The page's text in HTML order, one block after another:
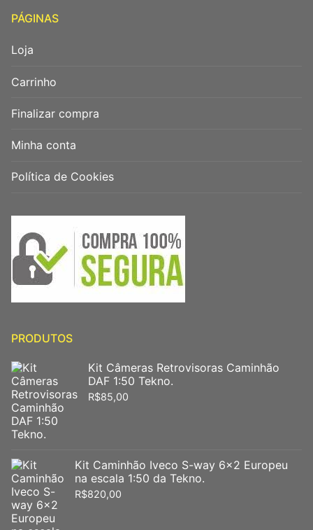
PÁGINAS
Loja
Carrinho
Finalizar compra
Minha conta
Política de Cookies
PRODUTOS
Kit Câmeras Retrovisoras Caminhão
DAF 1:50 Tekno.
R$85,00
Kit Caminhão Iveco S-way 6x2 Europeu
na escala 1:50 da Tekno.
R$820,00